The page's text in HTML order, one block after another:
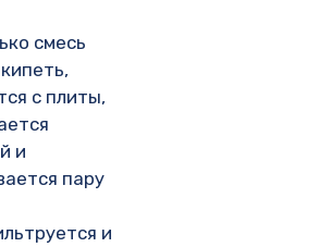
смесь
с плиты,
и
пару
и